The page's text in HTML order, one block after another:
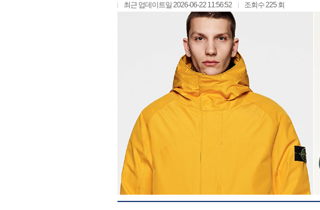
최근 업데이트일 2026-06-22 11:56:52 조회수225 회